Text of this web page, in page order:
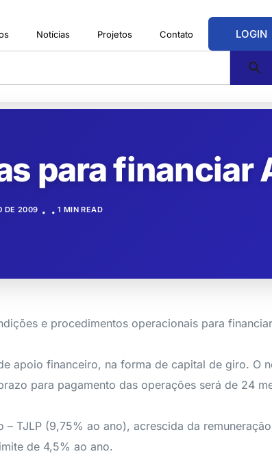
Notícias Projetos Contato LOGIN
para financiar
DE 2009 1 MIN READ
e procedimentos operacionais para
apoio financeiro, na forma de capital de giro. O
para pagamento das operações será de 24
TJLP (9,75% ao ano), acrescida da
de 4,5% ao ano.